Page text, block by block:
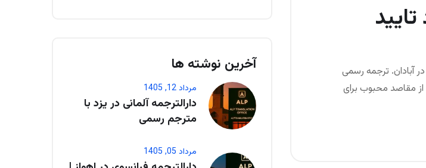
در آبادان. ترجمه رسمی
از مقاصد محبوب برای
آخرین نوشته ها
مرداد 12, 1405
دارالترجمه آلمانی در یزد با
مترجم رسمی
مرداد 05, 1405